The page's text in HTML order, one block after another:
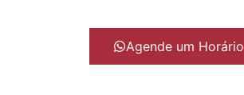
Agende um Horário